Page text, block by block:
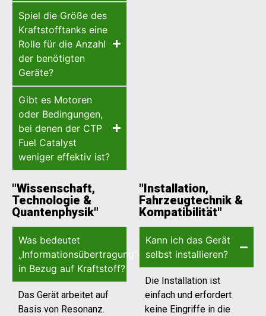
Spiel die Größe des
Kraftstofftanks eine
Rolle für die Anzahl
der benötigten
Geräte?
Gibt es Motoren
oder Bedingungen,
bei denen der CTP
Fuel Catalyst
weniger effektiv ist?
"Wissenschaft,
Technologie &
Quantenphysik"
Was bedeutet
„Informationsübertragung“
in Bezug auf Kraftstoff?
Das Gerät arbeitet auf
Basis von Resonanz.
"Installation,
Fahrzeugtechnik &
Kompatibilität"
Kann ich das Gerät
selbst installieren?
Die Installation ist
einfach und erfordert
keine Eingriffe in die